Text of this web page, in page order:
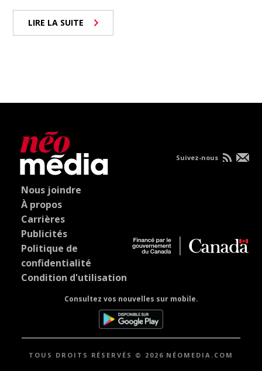
LIRE LA SUITE
Nous joindre
À propos
Carrières
Publicités
Politique de
confidentialité
Condition d'utilisation
Consultez vos nouvelles sur mobile.
Suivez-nous
TOUS DROITS RÉSERVÉS © 2026 NÉOMEDIA.COM